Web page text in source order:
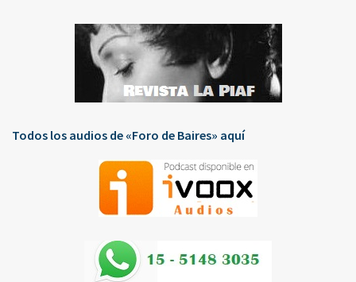
Todos los audios de «Foro de Baires» aquí